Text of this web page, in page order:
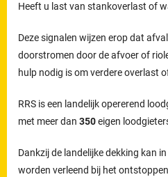
Heeft u last van stankoverlast of
Deze signalen wijzen erop dat
doorstromen door de afvoer of
hulp nodig is om verdere overlast
RRS is een landelijk opererend
met meer dan350eigen
Dankzij de landelijke dekking kan
worden verleend bij het